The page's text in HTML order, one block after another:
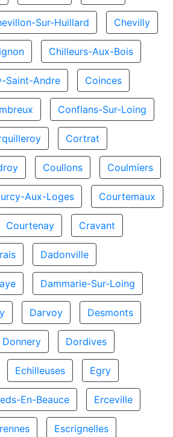
Sur-Huillard Chevilly
Chilleurs-Aux-Bois
Saint-Andre Coinces
Conflans-Sur-Loing
Cortrat
Coullons Coulmiers
Aux-Loges Courtemaux
Courtenay Cravant
Dadonville
Dammarie-Sur-Loing
Darvoy Desmonts
Donnery Dordives
Echilleuses Egry
En-Beauce Erceville
Escrignelles